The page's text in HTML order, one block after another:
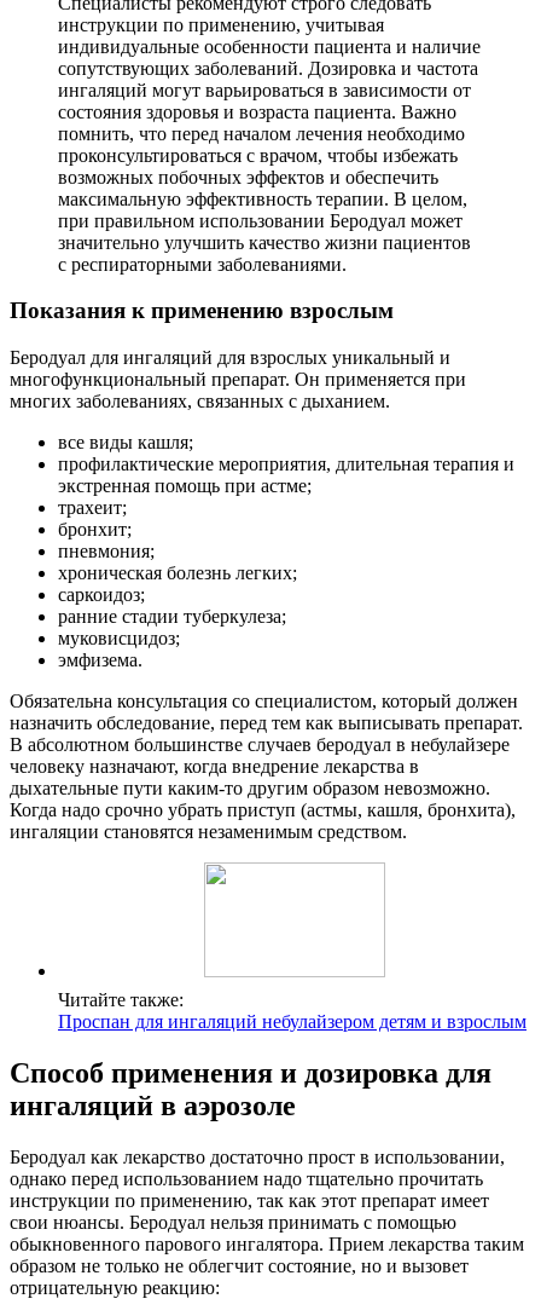
инструкции по применению, учитывая
индивидуальные особенности пациента и наличие
сопутствующих заболеваний. Дозировка и частота
ингаляций могут варьироваться в зависимости от
состояния здоровья и возраста пациента. Важно
помнить, что перед началом лечения необходимо
проконсультироваться с врачом, чтобы избежать
возможных побочных эффектов и обеспечить
максимальную эффективность терапии. В целом,
при правильном использовании Беродуал может
значительно улучшить качество жизни пациентов
с респираторными заболеваниями.
Показания к применению взрослым
Беродуал для ингаляций для взрослых уникальный и
многофункциональный препарат. Он применяется при
многих заболеваниях, связанных с дыханием.
все виды кашля;
профилактические мероприятия, длительная терапия и
экстренная помощь при астме;
трахеит;
бронхит;
пневмония;
хроническая болезнь легких;
саркоидоз;
ранние стадии туберкулеза;
муковисцидоз;
эмфизема.
Обязательна консультация со специалистом, который должен
назначить обследование, перед тем как выписывать препарат.
В абсолютном большинстве случаев беродуал в небулайзере
человеку назначают, когда внедрение лекарства в
дыхательные пути каким-то другим образом невозможно.
Когда надо срочно убрать приступ (астмы, кашля, бронхита),
ингаляции становятся незаменимым средством.
Читайте также:
Проспан для ингаляций небулайзером детям и взрослым
Способ применения и дозировка для
ингаляций в аэрозоле
Беродуал как лекарство достаточно прост в использовании,
однако перед использованием надо тщательно прочитать
инструкции по применению, так как этот препарат имеет
свои нюансы. Беродуал нельзя принимать с помощью
обыкновенного парового ингалятора. Прием лекарства таким
образом не только не облегчит состояние, но и вызовет
отрицательную реакцию: